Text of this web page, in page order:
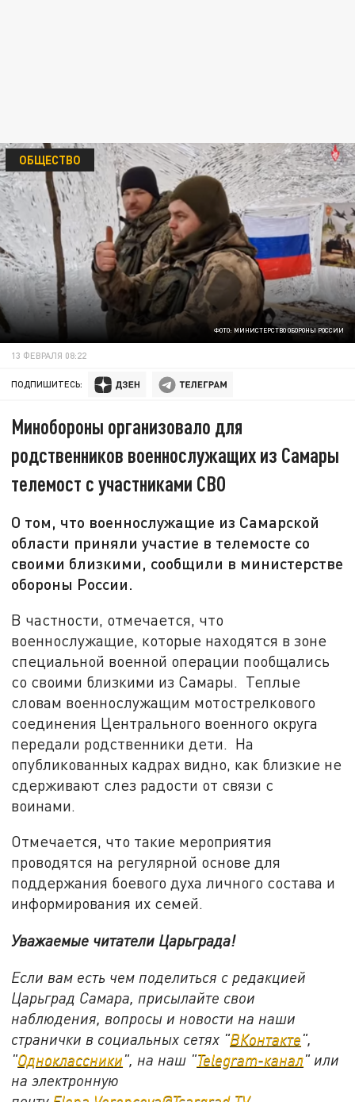
ФОТО: МИНИСТЕРСТВО ОБОРОНЫ РОССИИ
ОБЩЕСТВО
13 ФЕВРАЛЯ 08:22
ПОДПИШИТЕСЬ:
Минобороны организовало для
родственников военнослужащих из Самары
телемост с участниками СВО
О том, что военнослужащие из Самарской
области приняли участие в телемосте со
своими близкими, сообщили в министерстве
обороны России.
В частности, отмечается, что
военнослужащие, которые находятся в зоне
специальной военной операции пообщались
со своими близкими из Самары. Теплые
словам военнослужащим мотострелкового
соединения Центрального военного округа
передали родственники дети. На
опубликованных кадрах видно, как близкие не
сдерживают слез радости от связи с
воинами.
Отмечается, что такие мероприятия
проводятся на регулярной основе для
поддержания боевого духа личного состава и
информирования их семей.
Уважаемые читатели Царьграда!
Если вам есть чем поделиться с редакцией
Царьград Самара, присылайте свои
наблюдения, вопросы и новости на наши
странички в социальных сетях "ВКонтакте",
"Одноклассники", на наш "Telegram-канал" или
на электронную